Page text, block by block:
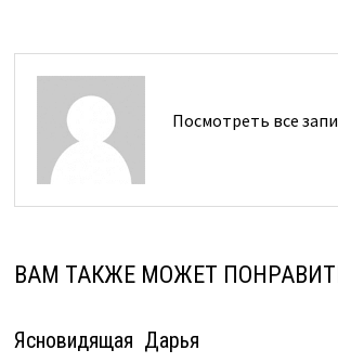
Посмотреть все
ВАМ ТАКЖЕ МОЖЕТ
Ясновидящая Дарья